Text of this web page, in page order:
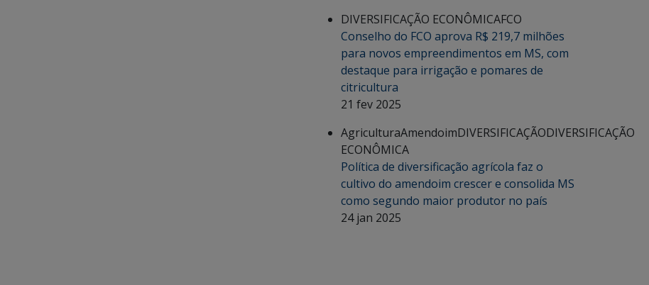
DIVERSIFICAÇÃO ECONÔMICAFCO
Conselho do FCO aprova R$ 219,7 milhões
para novos empreendimentos em MS, com
destaque para irrigação e pomares de
citricultura
21 fev 2025
AgriculturaAmendoimDIVERSIFICAÇÃODIVERSIFICAÇÃO
ECONÔMICA
Política de diversificação agrícola faz o
cultivo do amendoim crescer e consolida MS
como segundo maior produtor no país
24 jan 2025